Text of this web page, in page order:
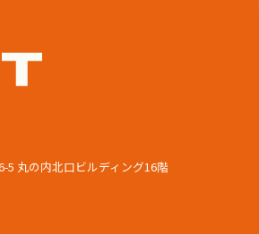
5 丸の内北口ビルディング16階